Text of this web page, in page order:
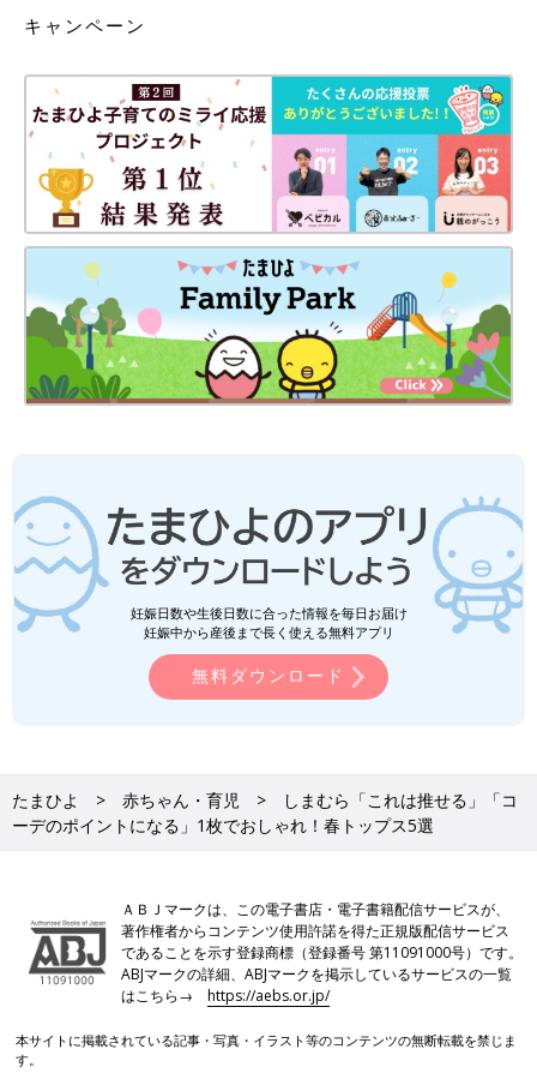
キャンペーン
妊娠日数や生後日数に合った情報を毎日お届け
妊娠中から産後まで長く使える無料アプリ
無料ダウンロード
たまひよ 赤ちゃん・育児
しまむら「これは推せる」「コ
ーデのポイントになる」1枚でおしゃれ！春トップス5選
ＡＢＪマークは、この電子書店・電子書籍配信サービスが、
著作権者からコンテンツ使用許諾を得た正規版配信サービス
であることを示す登録商標（登録番号 第11091000号）です。
ABJマークの詳細、ABJマークを掲示しているサービスの一覧
はこちら→https://aebs.or.jp/
本サイトに掲載されている記事・写真・イラスト等のコンテンツの無断転載を禁じま
す。